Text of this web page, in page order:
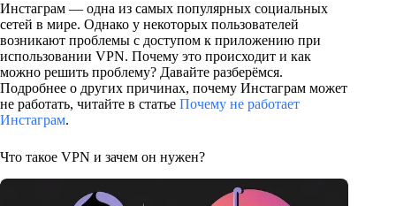
Инстаграм — одна из самых популярных социальных
сетей в мире. Однако у некоторых пользователей
возникают проблемы с доступом к приложению при
использовании VPN. Почему это происходит и как
можно решить проблему? Давайте разберёмся.
Подробнее о других причинах, почему Инстаграм может
не работать, читайте в статье Почему не работает
Инстаграм.
Что такое VPN и зачем он нужен?